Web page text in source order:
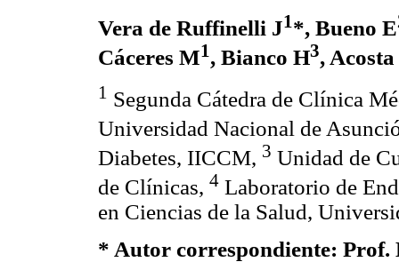
Vera de Ruffinelli J1*, Bueno E
Cáceres M1, Bianco H3,
1 Segunda Cátedra de Clínica
Universidad Nacional de
Diabetes, IICCM, 3 Unidad de
de Clínicas, 4 Laboratorio de
en Ciencias de la Salud,
* Autor correspondiente: